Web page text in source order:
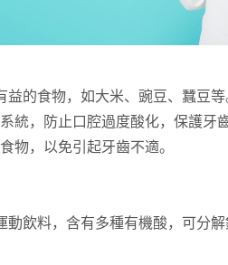
的食物，如大米、豌豆、蠶豆等
統，防止口腔過度酸化，保護牙
物，以免引起牙齒不適。
飲料，含有多種有機酸，可分解